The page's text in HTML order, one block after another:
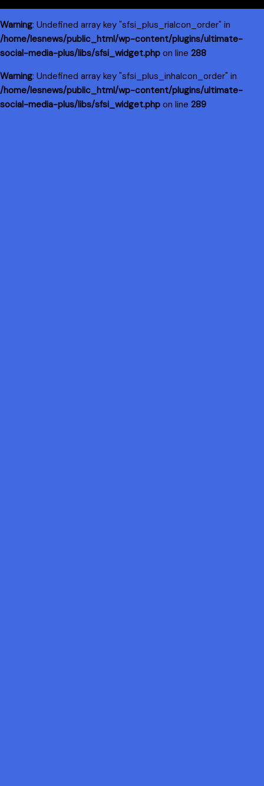
Warning: Undefined array key "sfsi_plus_riaIcon_order" in
/home/lesnews/public_html/wp-content/plugins/ultimate-
social-media-plus/libs/sfsi_widget.php on line 288
Warning: Undefined array key "sfsi_plus_inhaIcon_order" in
/home/lesnews/public_html/wp-content/plugins/ultimate-
social-media-plus/libs/sfsi_widget.php on line 289